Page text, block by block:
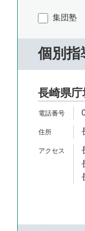
集団塾
個別
長崎県